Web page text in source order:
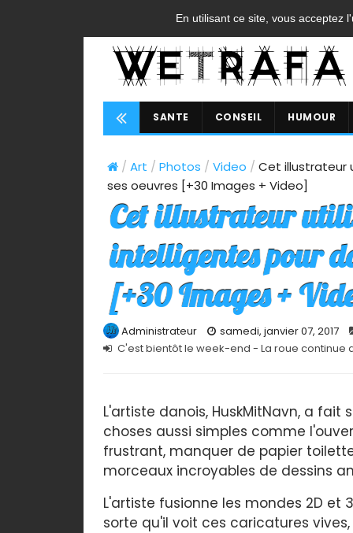
CONTACT A PROPOS FAQ CGU
SANTE CONSEIL HUMOUR
/ Art / Photos / Video / Cet illustrateur
ses oeuvres [+30 Images + Video]
Cet illustrateur
intelligentes pour
[+30 Images +
Administrateur
samedi, janvier 07, 2017
C'est bientôt le week-end - La roue continue
L'artiste danois, HuskMitNavn, a
choses aussi simples comme
frustrant, manquer de papier
morceaux incroyables de dessins
L'artiste fusionne les mondes 2D
sorte qu'il voit ces caricatures
En utilisant ce site, vous acceptez